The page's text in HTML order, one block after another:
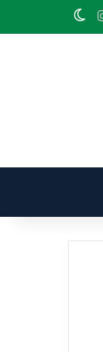
Instagram
Switch skin